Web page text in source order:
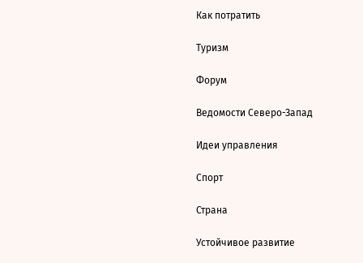
Как потратить
Туризм
Форум
Ведомости Северо-Запад
Идеи управления
Спорт
Страна
Устойчивое развитие